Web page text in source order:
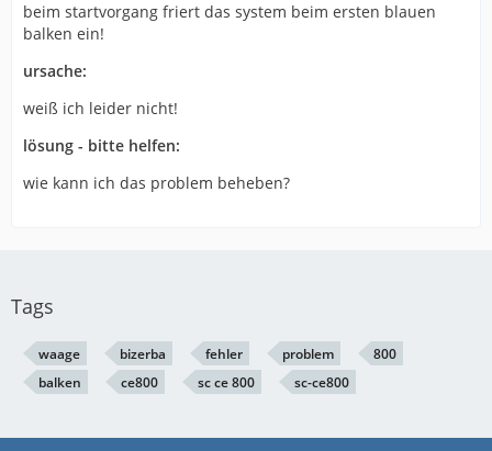
beim startvorgang friert das system beim ersten blauen
balken ein!
ursache:
weiß ich leider nicht!
lösung - bitte helfen:
wie kann ich das problem beheben?
Tags
waage bizerba fehler problem
800
balken
ce800 sc ce 800 sc-ce800